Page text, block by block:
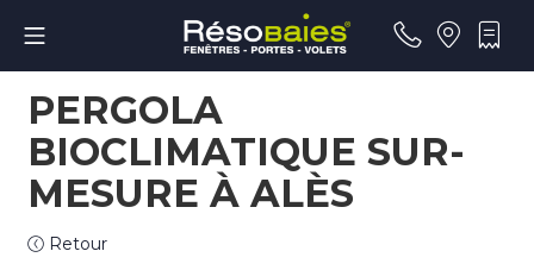
PERGOLA
BIOCLIMATIQUE SUR-
MESURE À ALÈS
Retour